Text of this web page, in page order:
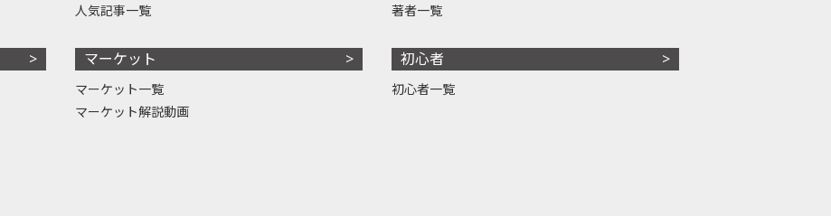
人気記事一覧
マーケット
マーケット一覧
マーケット解説動画
著者一覧
初心者
初心者一覧